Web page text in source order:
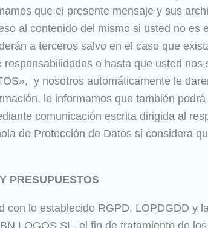
que el presente mensaje y sus
al contenido del mismo si usted no
a terceros salvo en el caso que
responsabilidades o hasta que usted
y nosotros automáticamente le
le informamos que también
comunicación escrita dirigida al
de Protección de Datos si considera
PRESUPUESTOS
con lo establecido RGPD, LOPDGDD y
LOGOS SL, el fin de tratamiento de